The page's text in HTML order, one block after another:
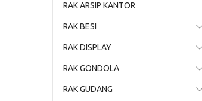
RAK ARSIP KANTOR
RAK BESI
RAK DISPLAY
RAK GONDOLA
RAK GUDANG